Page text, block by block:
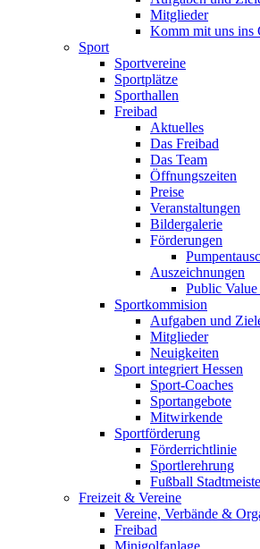
Mitglieder
Komm mit uns ins
Sport
Sportvereine
Sportplätze
Sporthallen
Freibad
Aktuelles
Das Freibad
Das Team
Öffnungszeiten
Preise
Veranstaltungen
Bildergalerie
Förderungen
Auszeichnungen
Public
Sportkommision
Aufgaben und
Mitglieder
Neuigkeiten
Sport integriert Hessen
Sport-Coaches
Sportangebote
Mitwirkende
Sportförderung
Förderrichtlinie
Sportlerehrung
Fußball
Freizeit & Vereine
Vereine, Verbände &
Freibad
Minigolfanlage